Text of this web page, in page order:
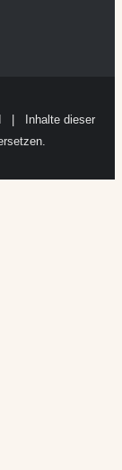
| Inhalte dieser